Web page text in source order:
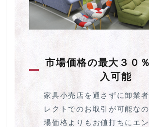
市場価格の最大３０
入可能
家具小売店を通さずに卸業
レクトでのお取引が可能な
場価格よりもお値打ちにエ